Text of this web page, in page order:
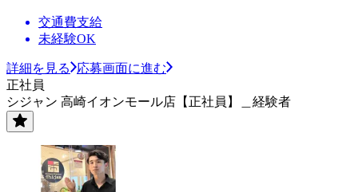
交通費支給
未経験OK
詳細を見る
応募画面に進む
正社員
シジャン 高崎イオンモール店【正社員】＿経験者